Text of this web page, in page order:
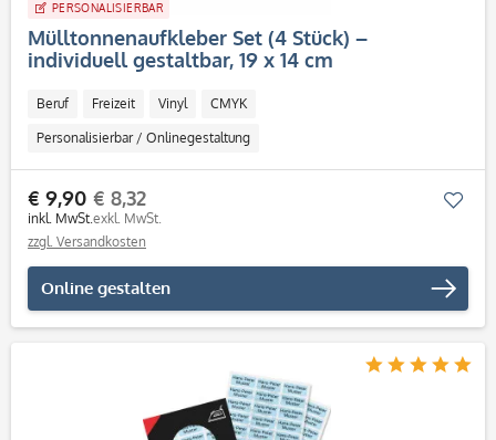
PERSONALISIERBAR
Mülltonnenaufkleber Set (4 Stück) –
individuell gestaltbar, 19 x 14 cm
Beruf Freizeit Vinyl CMYK
Personalisierbar / Onlinegestaltung
€ 9,90
inkl. MwSt.
€ 8,32
exkl. MwSt.
zzgl. Versandkosten
Online gestalten